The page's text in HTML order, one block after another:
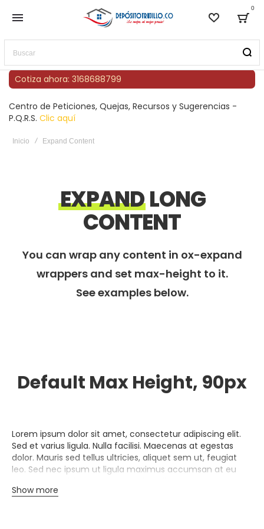
Lista de
0
Buscar
Cotiza ahora: 3168688799
Centro de Peticiones, Quejas, Recursos y Sugerencias -
P.Q.R.S. Clic aquí
Inicio Expand Content
EXPAND LONG
CONTENT
You can wrap any content in ox-expand
wrappers and set max-height to it.
See examples below.
Default Max Height, 90px
Lorem ipsum dolor sit amet, consectetur adipiscing elit.
Sed et varius ligula. Nulla facilisi. Maecenas at egestas
dolor. Mauris sed tellus ultricies, aliquet sem ut, feugiat
leo. Sed nec ipsum ut ligula maximus accumsan at eu
quis pharetra nisi. Morbi auctor diam eu diam aliquet
Show more